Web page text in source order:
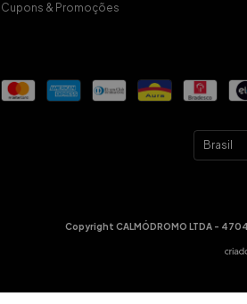
Cupons & Promoções
Copyright CALMÓDROMO LTDA -